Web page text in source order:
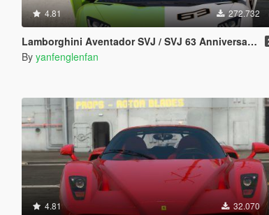
4.81 272.732
Lamborghini Aventador SVJ / SVJ 63 Anniversary Edition [Add-On l Template]
By yanfenglenfan
4.81 32.070